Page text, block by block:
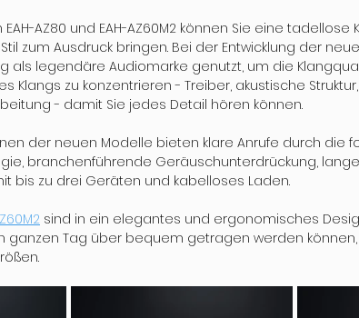
AZ80 und EAH-AZ60M2 können Sie eine
zum Ausdruck bringen. Bei der Entwicklung der
als legendäre Audiomarke genutzt, um die
Klangs zu konzentrieren - Treiber, akustische
- damit Sie jedes Detail hören können.
der neuen Modelle bieten klare Anrufe durch die
branchenführende Geräuschunterdrückung, lange
bis zu drei Geräten und kabelloses Laden.
sind in ein elegantes und ergonomisches
ganzen Tag über bequem getragen werden